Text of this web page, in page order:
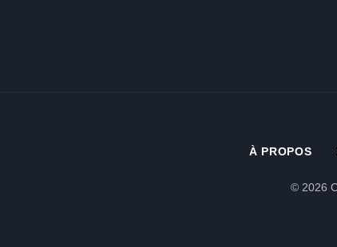
À PROPOS
© 2026